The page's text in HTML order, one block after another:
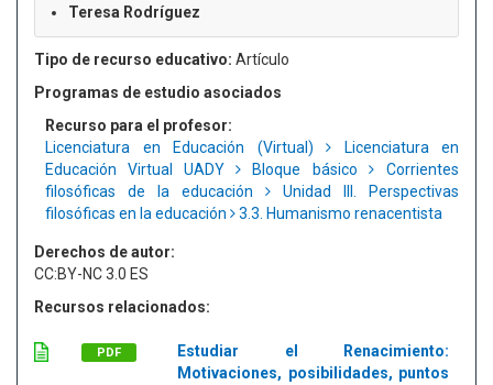
Teresa Rodríguez
Tipo de recurso educativo: Artículo
Programas de estudio asociados
Recurso para el profesor:
Licenciatura en Educación (Virtual)
Licenciatura en
Educación Virtual UADY
Bloque básico
Corrientes
filosóficas de la educación
Unidad III. Perspectivas
filosóficas en la educación
3.3. Humanismo renacentista
Derechos de autor:
CC:BY-NC 3.0 ES
Recursos relacionados:
PDF
Estudiar el Renacimiento:
Motivaciones, posibilidades, puntos